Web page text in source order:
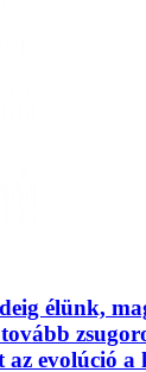
élünk,
tovább
az evolúció a